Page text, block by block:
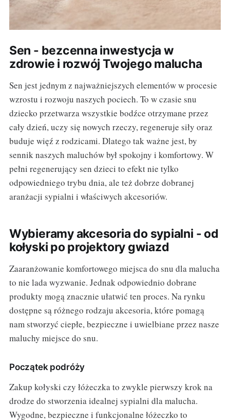
Sen - bezcenna inwestycja w
zdrowie i rozwój Twojego malucha
Sen jest jednym z najważniejszych elementów w procesie
wzrostu i rozwoju naszych pociech. To w czasie snu
dziecko przetwarza wszystkie bodźce otrzymane przez
cały dzień, uczy się nowych rzeczy, regeneruje siły oraz
buduje więź z rodzicami. Dlatego tak ważne jest, by
sennik naszych maluchów był spokojny i komfortowy. W
pełni regenerujący sen dzieci to efekt nie tylko
odpowiedniego trybu dnia, ale też dobrze dobranej
aranżacji sypialni i właściwych akcesoriów.
Wybieramy akcesoria do sypialni - od
kołyski po projektory gwiazd
Zaaranżowanie komfortowego miejsca do snu dla malucha
to nie lada wyzwanie. Jednak odpowiednio dobrane
produkty mogą znacznie ułatwić ten proces. Na rynku
dostępne są różnego rodzaju akcesoria, które pomagą
nam stworzyć ciepłe, bezpieczne i uwielbiane przez nasze
maluchy miejsce do snu.
Początek podróży
Zakup kołyski czy łóżeczka to zwykle pierwszy krok na
drodze do stworzenia idealnej sypialni dla malucha.
Wygodne, bezpieczne i funkcjonalne łóżeczko to